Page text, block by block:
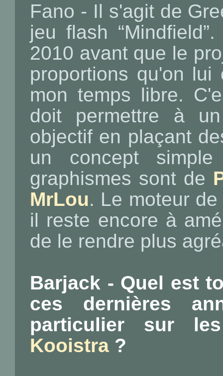
Fano - Il s'agit de
jeu flash
2010 avant que le
proportions qu'on
mon temps libre.
doit permettre à
objectif en plaçant
un concept
graphismes sont de
MrLou. Le moteur
il reste encore à
de le rendre plus
Barjack - Quel est
ces dernières
particulier sur
Kooistra ?